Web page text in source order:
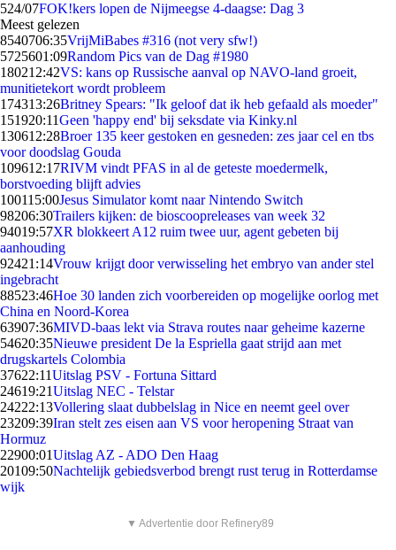
524/07FOK!kers lopen de Nijmeegse 4-daagse: Dag 3
Meest gelezen
8540706:35VrijMiBabes #316 (not very sfw!)
5725601:09Random Pics van de Dag #1980
180212:42VS: kans op Russische aanval op NAVO-land groeit,
munitietekort wordt probleem
174313:26Britney Spears: "Ik geloof dat ik heb gefaald als moeder"
151920:11Geen 'happy end' bij seksdate via Kinky.nl
130612:28Broer 135 keer gestoken en gesneden: zes jaar cel en tbs
voor doodslag Gouda
109612:17RIVM vindt PFAS in al de geteste moedermelk,
borstvoeding blijft advies
100115:00Jesus Simulator komt naar Nintendo Switch
98206:30Trailers kijken: de bioscoopreleases van week 32
94019:57XR blokkeert A12 ruim twee uur, agent gebeten bij
aanhouding
92421:14Vrouw krijgt door verwisseling het embryo van ander stel
ingebracht
88523:46Hoe 30 landen zich voorbereiden op mogelijke oorlog met
China en Noord-Korea
63907:36MIVD-baas lekt via Strava routes naar geheime kazerne
54620:35Nieuwe president De la Espriella gaat strijd aan met
drugskartels Colombia
37622:11Uitslag PSV - Fortuna Sittard
24619:21Uitslag NEC - Telstar
24222:13Vollering slaat dubbelslag in Nice en neemt geel over
23209:39Iran stelt zes eisen aan VS voor heropening Straat van
Hormuz
22900:01Uitslag AZ - ADO Den Haag
20109:50Nachtelijk gebiedsverbod brengt rust terug in Rotterdamse
wijk
▼ Advertentie door Refinery89